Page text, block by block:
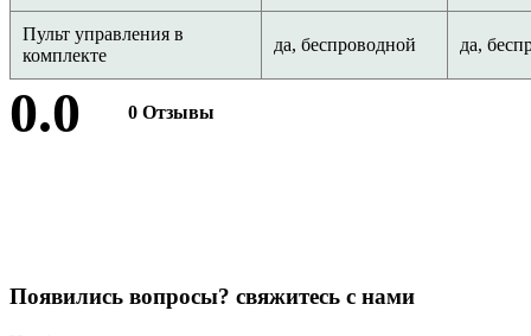
Пульт управления в
комплекте
да, беспроводной да,
0.0 0 Отзывы
Появились вопросы? свяжитесь с нами